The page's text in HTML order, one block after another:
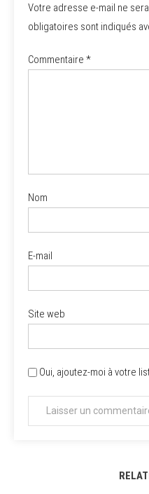
Votre adresse e-mail ne
obligatoires sont indiqués
Commentaire *
Nom
E-mail
Site web
Oui, ajoutez-moi à votre